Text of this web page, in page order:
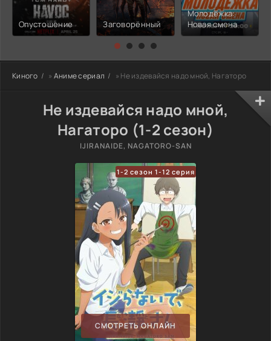
Опустошение Заговорённый
Молодёжка:
Новая смена
Киного » Аниме сериал » Не издевайся надо мной, Нагаторо
Не издевайся надо мной,
Нагаторо (1-2 сезон)
IJIRANAIDE, NAGATORO-SAN
1-2 сезон 1-12 серия
СМОТРЕТЬ ОНЛАЙН